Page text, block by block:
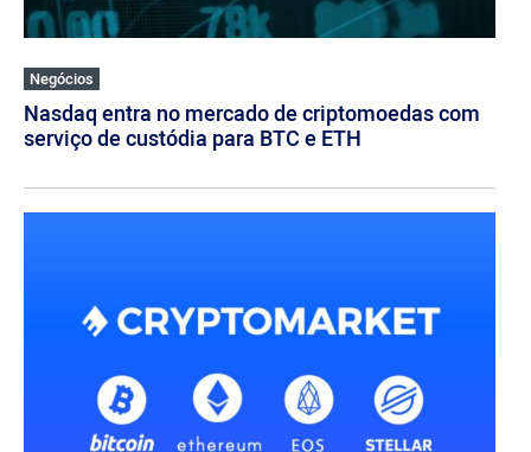
Negócios
Nasdaq entra no mercado de criptomoedas com
serviço de custódia para BTC e ETH